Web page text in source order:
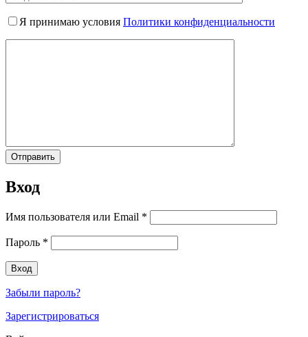
Я принимаю условия Политики конфиденциальности
Вход
Имя пользователя или Email *
Пароль *
Забыли пароль?
Зарегистрироваться